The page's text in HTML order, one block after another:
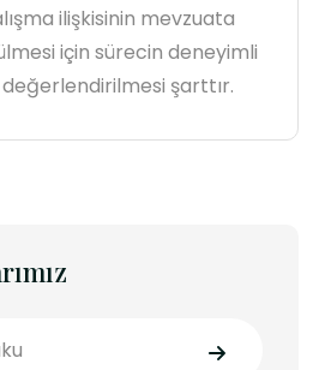
ilişkisinin mevzuata
için sürecin deneyimli
şarttır.